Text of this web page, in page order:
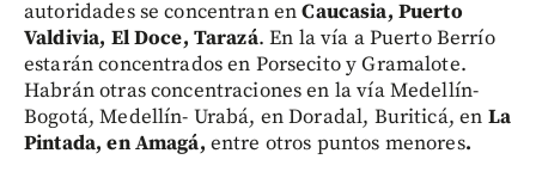
autoridades se concentran enCaucasia, Puerto
Valdivia, El Doce, Tarazá. En la vía a Puerto Berrío
estarán concentrados en Porsecito y Gramalote.
Habrán otras concentraciones en la vía Medellín-
Bogotá, Medellín- Urabá, en Doradal, Buriticá, en La
Pintada, en Amagá, entre otros puntos menores.